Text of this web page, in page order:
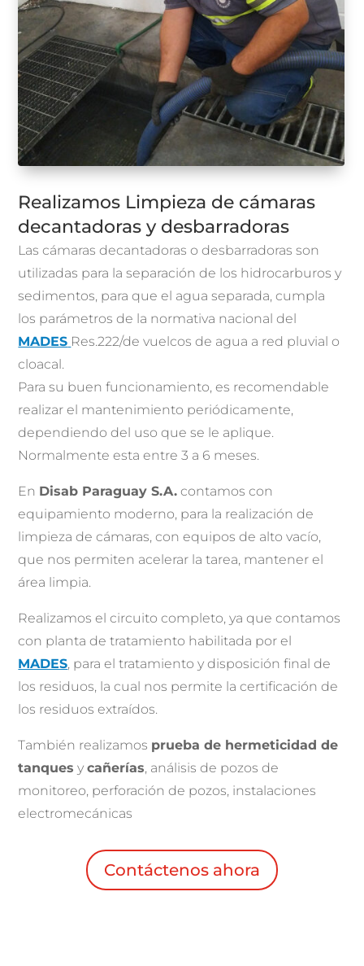
Realizamos Limpieza de cámaras
decantadoras y desbarradoras
Las cámaras decantadoras o desbarradoras son
utilizadas para la separación de los hidrocarburos y
sedimentos, para que el agua separada, cumpla
los parámetros de la normativa nacional del
MADES Res.222/de vuelcos de agua a red pluvial o
cloacal.
Para su buen funcionamiento, es recomendable
realizar el mantenimiento periódicamente,
dependiendo del uso que se le aplique.
Normalmente esta entre 3 a 6 meses.
En Disab Paraguay S.A. contamos con
equipamiento moderno, para la realización de
limpieza de cámaras, con equipos de alto vacío,
que nos permiten acelerar la tarea, mantener el
área limpia.
Realizamos el circuito completo, ya que contamos
con planta de tratamiento habilitada por el
MADES, para el tratamiento y disposición final de
los residuos, la cual nos permite la certificación de
los residuos extraídos.
También realizamos prueba de hermeticidad de
tanques ycañerías, análisis de pozos de
monitoreo, perforación de pozos, instalaciones
electromecánicas
Contáctenos ahora